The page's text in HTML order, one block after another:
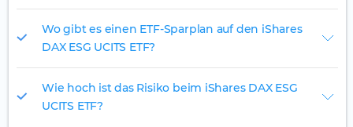
Wo gibt es einen ETF-Sparplan auf den iShares
DAX ESG UCITS ETF?
Wie hoch ist das Risiko beim iShares DAX ESG
UCITS ETF?